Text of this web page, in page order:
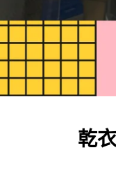
乾